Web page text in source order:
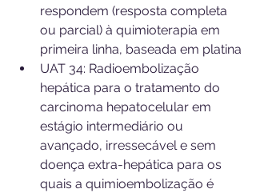
respondem (resposta completa
ou parcial) à quimioterapia em
primeira linha, baseada em platina
UAT 34: Radioembolização
hepática para o tratamento do
carcinoma hepatocelular em
estágio intermediário ou
avançado, irressecável e sem
doença extra-hepática para os
quais a quimioembolização é